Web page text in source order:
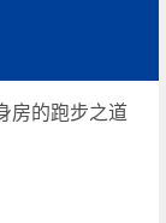
的跑步之道